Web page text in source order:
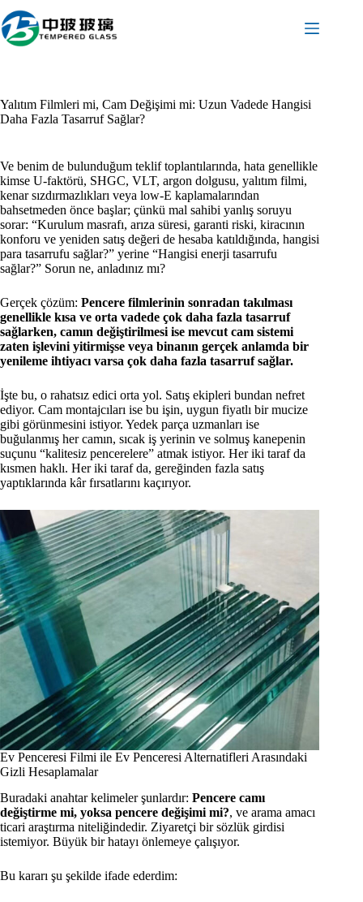
geç
Yalıtım Filmleri mi, Cam Değişimi mi: Uzun Vadede Hangisi
Daha Fazla Tasarruf Sağlar?
Ve benim de bulunduğum teklif toplantılarında, hata genellikle
kimse U-faktörü, SHGC, VLT, argon dolgusu, yalıtım filmi,
kenar sızdırmazlıkları veya low-E kaplamalarından
bahsetmeden önce başlar; çünkü mal sahibi yanlış soruyu
sorar: “Kurulum masrafı, arıza süresi, garanti riski, kiracının
konforu ve yeniden satış değeri de hesaba katıldığında, hangisi
para tasarrufu sağlar?” yerine “Hangisi enerji tasarrufu
sağlar?” Sorun ne, anladınız mı?
Gerçek çözüm: Pencere filmlerinin sonradan takılması
genellikle kısa ve orta vadede çok daha fazla tasarruf
sağlarken, camın değiştirilmesi ise mevcut cam sistemi
zaten işlevini yitirmişse veya binanın gerçek anlamda bir
yenileme ihtiyacı varsa çok daha fazla tasarruf sağlar.
İşte bu, o rahatsız edici orta yol. Satış ekipleri bundan nefret
ediyor. Cam montajcıları ise bu işin, uygun fiyatlı bir mucize
gibi görünmesini istiyor. Yedek parça uzmanları ise
buğulanmış her camın, sıcak iş yerinin ve solmuş kanepenin
suçunu “kalitesiz pencerelere” atmak istiyor. Her iki taraf da
kısmen haklı. Her iki taraf da, gereğinden fazla satış
yaptıklarında kâr fırsatlarını kaçırıyor.
Ev Penceresi Filmi ile Ev Penceresi Alternatifleri Arasındaki
Gizli Hesaplamalar
Buradaki anahtar kelimeler şunlardır: Pencere camı
değiştirme mi, yoksa pencere değişimi mi?, ve arama amacı
ticari araştırma niteliğindedir. Ziyaretçi bir sözlük girdisi
istemiyor. Büyük bir hatayı önlemeye çalışıyor.
Bu kararı şu şekilde ifade ederdim: